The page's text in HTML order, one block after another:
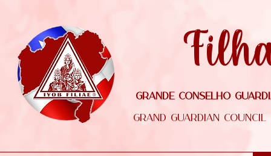
Grande Conselho
Grand Guardian